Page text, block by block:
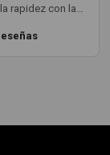
rapidez con la
pocas veces